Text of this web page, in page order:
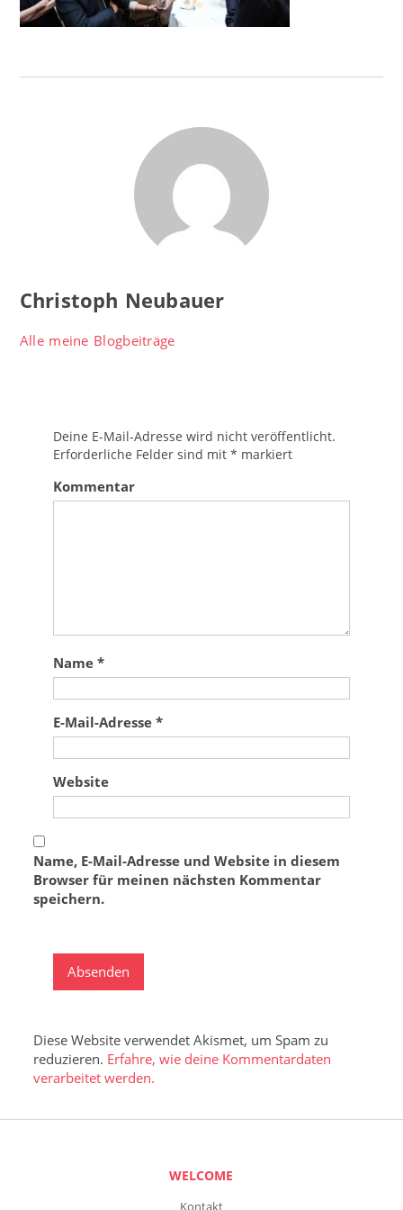
Christoph Neubauer
Alle meine Blogbeiträge
Deine E-Mail-Adresse wird nicht veröffentlicht.
Erforderliche Felder sind mit* markiert
Kommentar
Name*
E-Mail-Adresse*
Website
Name, E-Mail-Adresse und Website in diesem
Browser für meinen nächsten Kommentar
speichern.
Diese Website verwendet Akismet, um Spam zu
reduzieren. Erfahre, wie deine Kommentardaten
verarbeitet werden.
WELCOME
Kontakt